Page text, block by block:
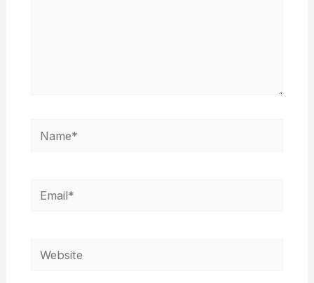
Name*
Email*
Website